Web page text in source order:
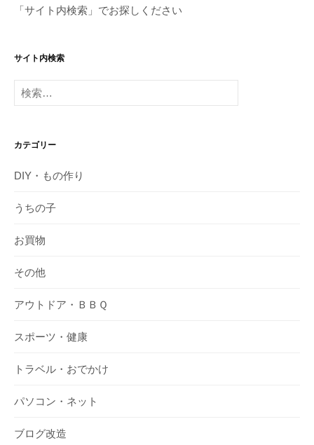
「サイト内検索」でお探しください
サイト内検索
検
索:
カテゴリー
DIY・もの作り
うちの子
お買物
その他
アウトドア・ＢＢＱ
スポーツ・健康
トラベル・おでかけ
パソコン・ネット
ブログ改造